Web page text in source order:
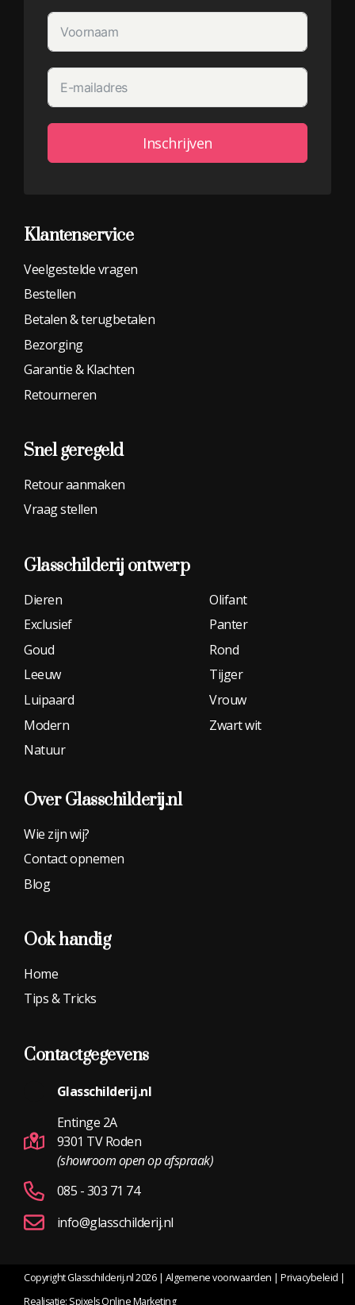
Inschrijven
Klantenservice
Veelgestelde vragen
Bestellen
Betalen & terugbetalen
Bezorging
Garantie & Klachten
Retourneren
Snel geregeld
Retour aanmaken
Vraag stellen
Glasschilderij ontwerp
Dieren
Exclusief
Goud
Leeuw
Luipaard
Modern
Natuur
Olifant
Panter
Rond
Tijger
Vrouw
Zwart wit
Over Glasschilderij.nl
Wie zijn wij?
Contact opnemen
Blog
Ook handig
Home
Tips & Tricks
Contactgegevens
Glasschilderij.nl
Entinge 2A
9301 TV Roden
(showroom open op afspraak)
085 - 303 71 74
info@glasschilderij.nl
Copyright Glasschilderij.nl 2026 | Algemene voorwaarden | Privacybeleid |
Realisatie: Spixels Online Marketing